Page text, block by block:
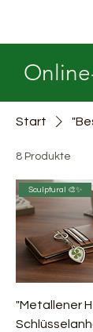
Start
8 Produkte
Sculptural 🎨✨
"Metallener